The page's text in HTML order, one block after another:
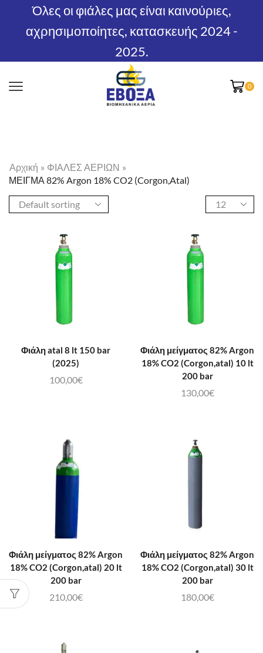
Όλες οι φιάλες μας είναι καινούριες,
αχρησιμοποίητες, κατασκευής 2024 -
2025.
0
Αρχική » ΦΙΑΛΕΣ ΑΕΡΙΩΝ »
ΜΕΙΓΜΑ 82% Argon 18% CO2 (Corgon,atal)
Φιάλη atal 8 lt 150 bar
(2025)
100,00€
Φιάλη μείγματος 82% Argon
18% CO2 (Corgon,atal) 10 lt
200 bar
130,00€
Φιάλη μείγματος 82% Argon
18% CO2 (Corgon,atal) 20 lt
200 bar
210,00€
Φιάλη μείγματος 82% Argon
18% CO2 (Corgon,atal) 30 lt
200 bar
180,00€